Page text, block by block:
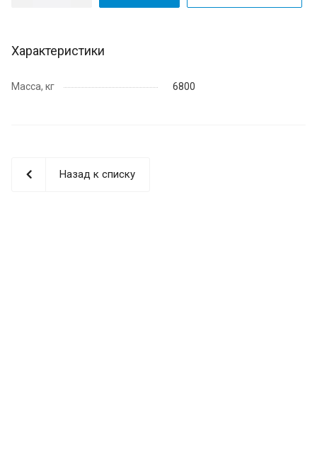
Характеристики
Масса, кг 6800
Назад к списку